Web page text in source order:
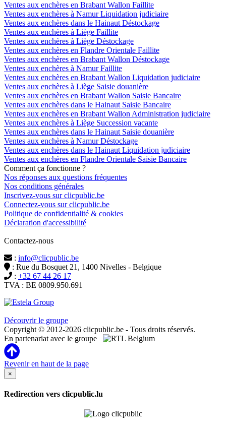
Ventes aux enchères en Brabant Wallon Faillite
Ventes aux enchères à Namur Liquidation judiciaire
Ventes aux enchères dans le Hainaut Déstockage
Ventes aux enchères à Liège Faillite
Ventes aux enchères à Liège Déstockage
Ventes aux enchères en Flandre Orientale Faillite
Ventes aux enchères en Brabant Wallon Déstockage
Ventes aux enchères à Namur Faillite
Ventes aux enchères en Brabant Wallon Liquidation judiciaire
Ventes aux enchères à Liège Saisie douanière
Ventes aux enchères en Brabant Wallon Saisie Bancaire
Ventes aux enchères dans le Hainaut Saisie Bancaire
Ventes aux enchères en Brabant Wallon Administration judiciaire
Ventes aux enchères à Liège Succession vacante
Ventes aux enchères dans le Hainaut Saisie douanière
Ventes aux enchères à Namur Déstockage
Ventes aux enchères dans le Hainaut Liquidation judiciaire
Ventes aux enchères en Flandre Orientale Saisie Bancaire
Comment ça fonctionne ?
Nos réponses aux questions fréquentes
Nos conditions générales
Inscrivez-vous sur clicpublic.be
Connectez-vous sur clicpublic.be
Politique de confidentialité & cookies
Déclaration d'accessibilité
Contactez-nous
: info@clicpublic.be
: Rue du Bosquet 21, 1400 Nivelles - Belgique
: +32 67 44 26 17
TVA : BE 0809.950.691
Découvrir le groupe
Copyright © 2012-2026 clicpublic.be - Tous droits réservés.
En partenariat avec le groupe
Revenir en haut de la page
×
Redirection vers clicpublic.lu